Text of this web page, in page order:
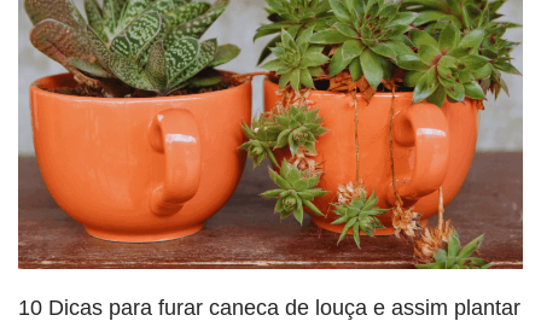
10 Dicas para furar caneca de louça e assim plantar